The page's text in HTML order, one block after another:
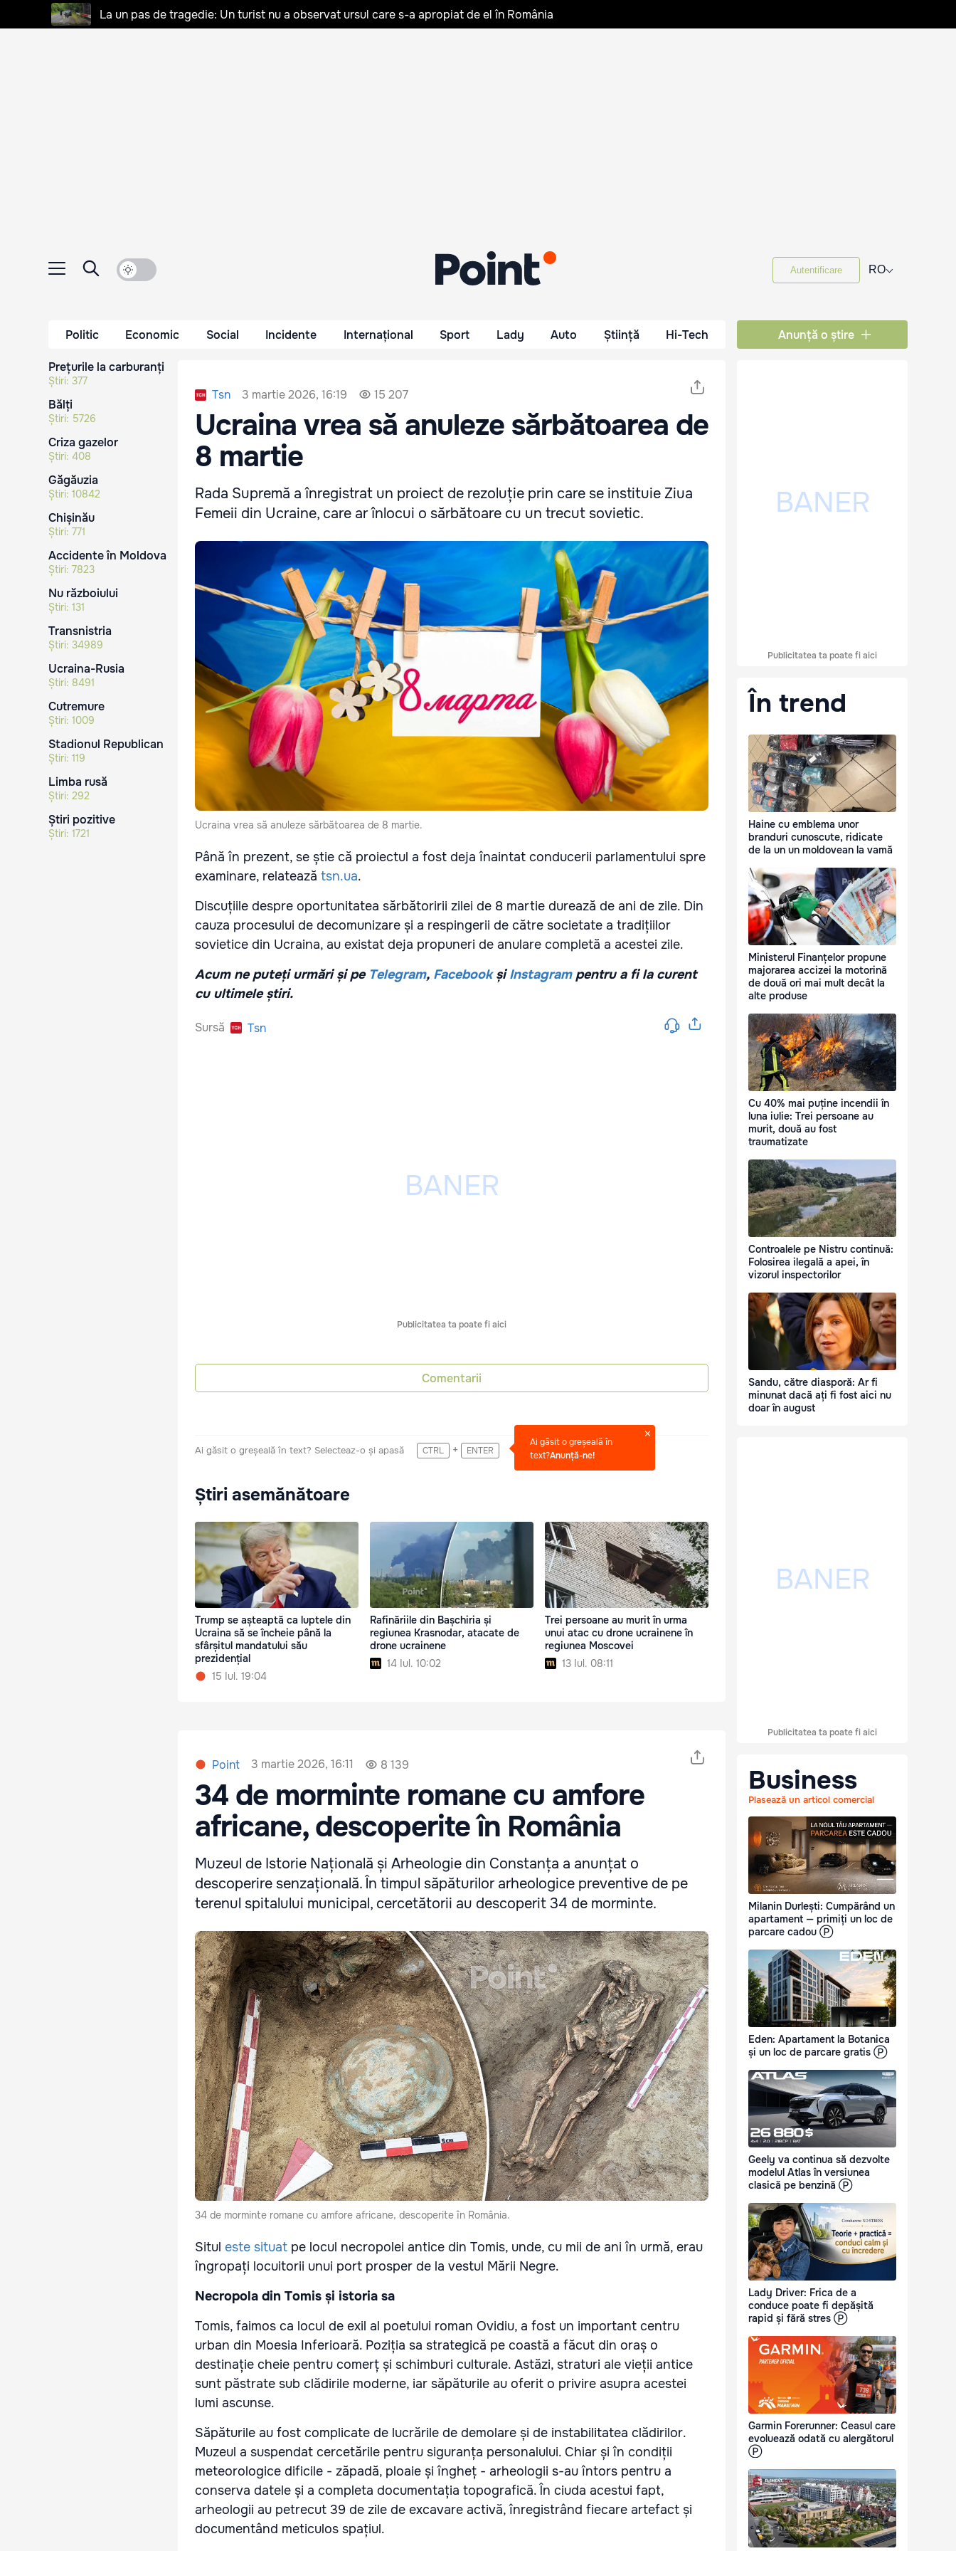
La un pas de tragedie: Un turist nu a observat ursul care s-a apropiat de el în România
Autentificare RO⌵
Politic Economic Social Incidente Internațional Sport Lady Auto Știință Hi-Tech Anunță o știre
Prețurile la carburanți
Știri: 377
Bălți
Știri: 5726
Criza gazelor
Știri: 408
Găgăuzia
Știri: 10842
Chișinău
Știri: 771
Accidente în Moldova
Știri: 7823
Nu războiului
Știri: 131
Transnistria
Știri: 34989
Ucraina-Rusia
Știri: 8491
Cutremure
Știri: 1009
Stadionul Republican
Știri: 119
Limba rusă
Știri: 292
Știri pozitive
Știri: 1721
Tsn 3 martie 2026, 16:19 15 207
Ucraina vrea să anuleze sărbătoarea de
8 martie
Rada Supremă a înregistrat un proiect de rezoluție prin care se instituie Ziua
Femeii din Ucraine, care ar înlocui o sărbătoare cu un trecut sovietic.
Ucraina vrea să anuleze sărbătoarea de 8 martie.
Până în prezent, se știe că proiectul a fost deja înaintat conducerii parlamentului spre
examinare, relatează tsn.ua.
Discuțiile despre oportunitatea sărbătoririi zilei de 8 martie durează de ani de zile. Din
cauza procesului de decomunizare și a respingerii de către societate a tradițiilor
sovietice din Ucraina, au existat deja propuneri de anulare completă a acestei zile.
Acum ne puteți urmări și pe Telegram, Facebook șiInstagrampentru a fi la curent
cu ultimele știri.
Sursă Tsn
Publicitatea ta poate fi aici
Comentarii
Ai găsit o greșeală în text? Selecteaz-o și apasă CTRL + ENTER
Ai găsit o greșeală în
text?Anunță-ne!
Știri asemănătoare
Trump se așteaptă ca luptele din
Ucraina să se încheie până la
sfârșitul mandatului său
prezidențial
15 Iul. 19:04
Rafinăriile din Bașchiria și
regiunea Krasnodar, atacate de
drone ucrainene
14 Iul. 10:02
Trei persoane au murit în urma
unui atac cu drone ucrainene în
regiunea Moscovei
13 Iul. 08:11
Point 3 martie 2026, 16:11 8 139
34 de morminte romane cu amfore
africane, descoperite în România
Muzeul de Istorie Națională și Arheologie din Constanța a anunțat o
descoperire senzațională. În timpul săpăturilor arheologice preventive de pe
terenul spitalului municipal, cercetătorii au descoperit 34 de morminte.
34 de morminte romane cu amfore africane, descoperite în România.
Situl este situat pe locul necropolei antice din Tomis, unde, cu mii de ani în urmă, erau
îngropați locuitorii unui port prosper de la vestul Mării Negre.
Necropola din Tomis și istoria sa
Tomis, faimos ca locul de exil al poetului roman Ovidiu, a fost un important centru
urban din Moesia Inferioară. Poziția sa strategică pe coastă a făcut din oraș o
destinație cheie pentru comerț și schimburi culturale. Astăzi, straturi ale vieții antice
sunt păstrate sub clădirile moderne, iar săpăturile au oferit o privire asupra acestei
lumi ascunse.
Săpăturile au fost complicate de lucrările de demolare și de instabilitatea clădirilor.
Muzeul a suspendat cercetările pentru siguranța personalului. Chiar și în condiții
meteorologice dificile - zăpadă, ploaie și îngheț - arheologii s-au întors pentru a
conserva datele și a completa documentația topografică. În ciuda acestui fapt,
arheologii au petrecut 39 de zile de excavare activă, înregistrând fiecare artefact și
documentând meticulos spațiul.
Publicitatea ta poate fi aici
În trend
Haine cu emblema unor
branduri cunoscute, ridicate
de la un un moldovean la vamă
Ministerul Finanțelor propune
majorarea accizei la motorină
de două ori mai mult decât la
alte produse
Cu 40% mai puține incendii în
luna iulie: Trei persoane au
murit, două au fost
traumatizate
Controalele pe Nistru continuă:
Folosirea ilegală a apei, în
vizorul inspectorilor
Sandu, către diasporă: Ar fi
minunat dacă ați fi fost aici nu
doar în august
Publicitatea ta poate fi aici
Business
Plasează un articol comercial
Milanin Durlești: Cumpărând un
apartament — primiți un loc de
parcare cadou Ⓟ
Eden: Apartament la Botanica
și un loc de parcare gratis Ⓟ
Geely va continua să dezvolte
modelul Atlas în versiunea
clasică pe benzină Ⓟ
Lady Driver: Frica de a
conduce poate fi depășită
rapid și fără stres Ⓟ
Garmin Forerunner: Ceasul care
evoluează odată cu alergătorul
Ⓟ